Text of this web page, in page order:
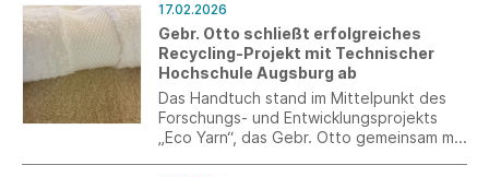
wird die erfolgreiche Arbeit der Allianz
Industrie 4.0, die als Impulsgeberin und als
Plattform Orientierung und konkrete Hilfe
für die kleinen und mittleren Unternehmen
bietet, nicht nur fortgeführt, sondern
zudem an den Bedarfen der baden-
württembergischen Industrie
17.02.2026
Gebr. Otto schließt erfolgreiches
Recycling-Projekt mit Technischer
Hochschule Augsburg ab
Das Handtuch stand im Mittelpunkt des
Forschungs- und Entwicklungsprojekts
„Eco Yarn“, das Gebr. Otto gemeinsam mit